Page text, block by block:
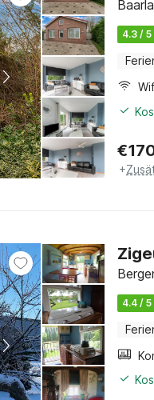
4.3 / 5
€
+
4.4 / 5